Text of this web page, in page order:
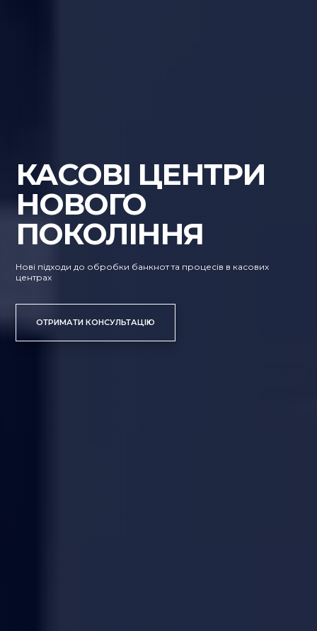
КАСОВІ ЦЕНТРИ
НОВОГО
ПОКОЛІННЯ
Нові підходи до обробки банкнот та процесів в касових
центрах
ОТРИМАТИ КОНСУЛЬТАЦІЮ